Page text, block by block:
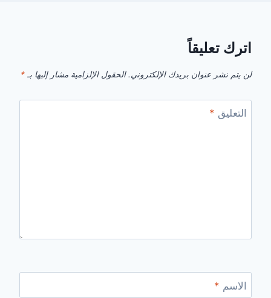
اترك تعليقاً
لن يتم نشر عنوان بريدك الإلكتروني. الحقول الإلزامية مشار إليها بـ *
التعليق *
الاسم *